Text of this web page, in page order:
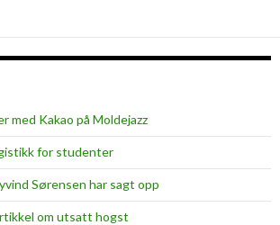
a
n
d
a
g
Kakao på Moldejazz
for studenter
Sørensen har sagt opp
om utsatt hogst